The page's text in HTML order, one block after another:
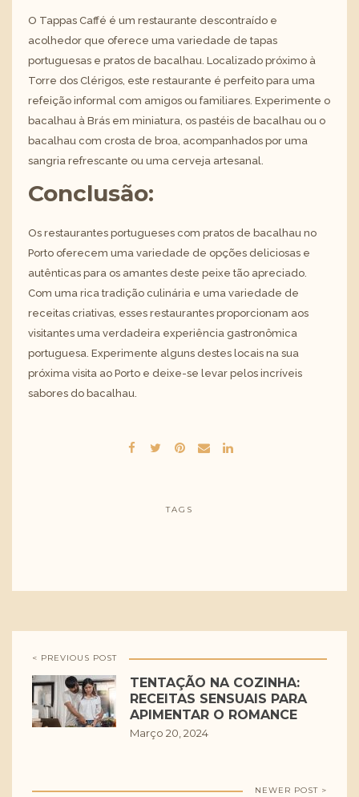
O Tappas Caffé é um restaurante descontraído e
acolhedor que oferece uma variedade de tapas
portuguesas e pratos de bacalhau. Localizado próximo à
Torre dos Clérigos, este restaurante é perfeito para uma
refeição informal com amigos ou familiares. Experimente o
bacalhau à Brás em miniatura, os pastéis de bacalhau ou o
bacalhau com crosta de broa, acompanhados por uma
sangria refrescante ou uma cerveja artesanal.
Conclusão:
Os restaurantes portugueses com pratos de bacalhau no
Porto oferecem uma variedade de opções deliciosas e
autênticas para os amantes deste peixe tão apreciado.
Com uma rica tradição culinária e uma variedade de
receitas criativas, esses restaurantes proporcionam aos
visitantes uma verdadeira experiência gastronômica
portuguesa. Experimente alguns destes locais na sua
próxima visita ao Porto e deixe-se levar pelos incríveis
sabores do bacalhau.
TAGS
< PREVIOUS POST
TENTAÇÃO NA COZINHA:
RECEITAS SENSUAIS PARA
APIMENTAR O ROMANCE
Março 20, 2024
NEWER POST >